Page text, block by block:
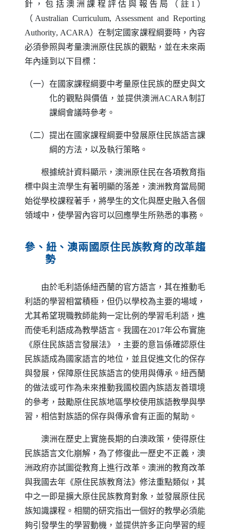
針，包括澳洲課程評估與報告局（註1）
（ Australian Curriculum, Assessment and Reporting
Authority, ACARA）在制定國家課程綱要時，內容
必須參照與考量澳洲原住民族的觀點，並在未來兩
年內達到以下目標：
（一）在國家課程綱要中考量原住民族的歷史與文
化的觀點與價值，並提供澳洲ACARA制訂
課綱會議時參考。
（二）提出在國家課程綱要中發展原住民族語言課
綱的方法，以及執行策略。
根據統計資料顯示，澳洲原住民在各項教育指
標中與主流學生有著明顯的落差，澳洲教育當局開
始從學校課程著手，將學生的文化與歷史融入各個
領域中，使學習內容可以回應學生所熟悉的事務。
參、紐、澳兩國原住民族教育的改革趨
勢
由於毛利語係紐西蘭的官方語言，其在推動毛
利語的學習相當積極，但仍以學校為主要的場域，
尤其希望現職教師能夠一定比例的學習毛利語，進
而使毛利語成為教學語言。我國在2017年公布實施
《原住民族語言發展法》，主要的意旨係確認原住
民族語成為國家語言的地位，並且促進文化的保存
與發展，保障原住民族語言的使用與傳承。紐西蘭
的做法或可作為未來推動我國校園內族語友善環境
的參考，鼓勵原住民族地區學校使用族語教學與學
習，相信對族語的保存與傳承會有正面的幫助。
澳洲在歷史上實施長期的白澳政策，使得原住
民族語言文化崩解，為了修復此一歷史不正義，澳
洲政府亦試圖從教育上進行改革。澳洲的教育改革
與我國去年《原住民族教育法》修法重點類似，其
中之一即是擴大原住民族教育對象，並發展原住民
族知識課程。相關的研究指出一個好的教學必須能
夠引發學生的學習動機，並提供許多正向學習的經